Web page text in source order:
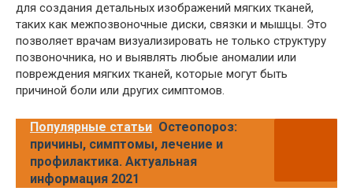
для создания детальных изображений мягких тканей,
таких как межпозвоночные диски, связки и мышцы. Это
позволяет врачам визуализировать не только структуру
позвоночника, но и выявлять любые аномалии или
повреждения мягких тканей, которые могут быть
причиной боли или других симптомов.
Популярные статьи Остеопороз:
причины, симптомы, лечение и
профилактика. Актуальная
информация 2021